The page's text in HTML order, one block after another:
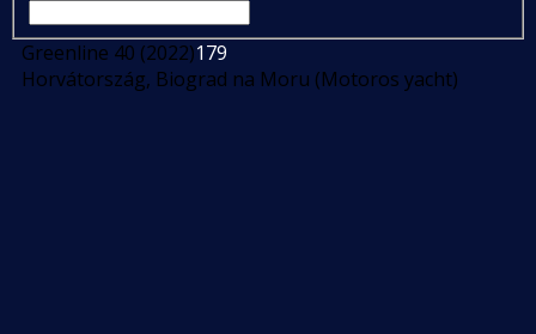
Greenline 40 (2022)179
Horvátország, Biograd na Moru (Motoros yacht)